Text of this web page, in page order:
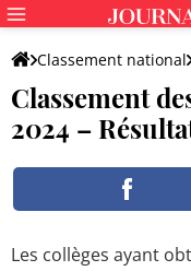
Classement national
Melun
Classement
2024 –
Les collèges ayant